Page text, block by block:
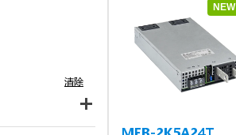
清除
NEW